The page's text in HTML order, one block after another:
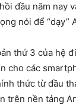
đầu năm nay
nói để “dạy”
thứ 3 của hệ
cho các
thức từ đầu
trên nền tảng